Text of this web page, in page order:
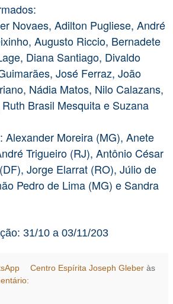
Novaes, Adilton Pugliese, André
Augusto Riccio, Bernadete
Diana Santiago, Divaldo
José Ferraz, João
Nádia Matos, Nilo Calazans,
Brasil Mesquita e Suzana
Alexander Moreira (MG), Anete
Trigueiro (RJ), Antônio César
Jorge Elarrat (RO), Júlio de
Pedro de Lima (MG) e Sandra
31/10 a 03/11/203
Centro Espírita Joseph Gleber às